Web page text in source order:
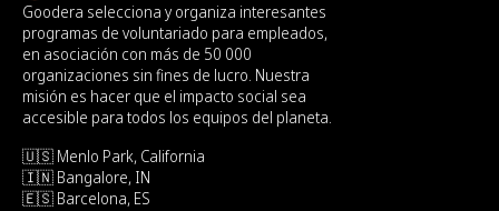
Goodera selecciona y organiza interesantes
programas de voluntariado para empleados,
en asociación con más de 50 000
organizaciones sin fines de lucro. Nuestra
misión es hacer que el impacto social sea
accesible para todos los equipos del planeta.
🇺🇸 Menlo Park, California
🇮🇳 Bangalore, IN
🇪🇸 Barcelona, ES